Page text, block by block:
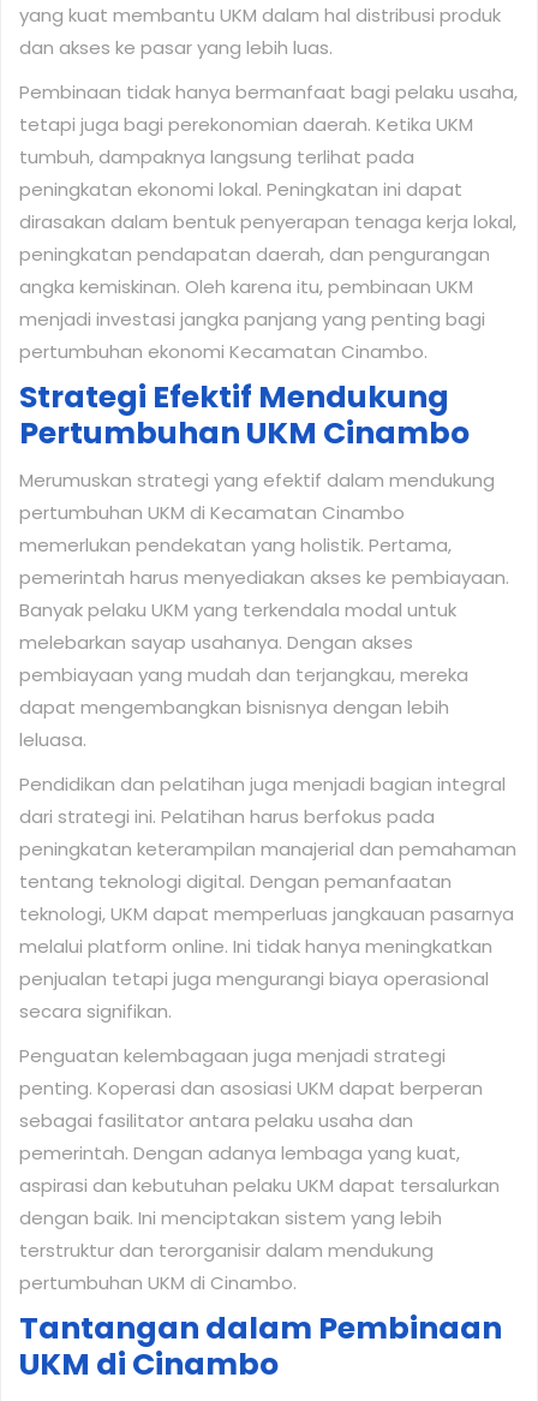
yang kuat membantu UKM dalam hal distribusi produk
dan akses ke pasar yang lebih luas.
Pembinaan tidak hanya bermanfaat bagi pelaku usaha,
tetapi juga bagi perekonomian daerah. Ketika UKM
tumbuh, dampaknya langsung terlihat pada
peningkatan ekonomi lokal. Peningkatan ini dapat
dirasakan dalam bentuk penyerapan tenaga kerja lokal,
peningkatan pendapatan daerah, dan pengurangan
angka kemiskinan. Oleh karena itu, pembinaan UKM
menjadi investasi jangka panjang yang penting bagi
pertumbuhan ekonomi Kecamatan Cinambo.
Strategi Efektif Mendukung
Pertumbuhan UKM Cinambo
Merumuskan strategi yang efektif dalam mendukung
pertumbuhan UKM di Kecamatan Cinambo
memerlukan pendekatan yang holistik. Pertama,
pemerintah harus menyediakan akses ke pembiayaan.
Banyak pelaku UKM yang terkendala modal untuk
melebarkan sayap usahanya. Dengan akses
pembiayaan yang mudah dan terjangkau, mereka
dapat mengembangkan bisnisnya dengan lebih
leluasa.
Pendidikan dan pelatihan juga menjadi bagian integral
dari strategi ini. Pelatihan harus berfokus pada
peningkatan keterampilan manajerial dan pemahaman
tentang teknologi digital. Dengan pemanfaatan
teknologi, UKM dapat memperluas jangkauan pasarnya
melalui platform online. Ini tidak hanya meningkatkan
penjualan tetapi juga mengurangi biaya operasional
secara signifikan.
Penguatan kelembagaan juga menjadi strategi
penting. Koperasi dan asosiasi UKM dapat berperan
sebagai fasilitator antara pelaku usaha dan
pemerintah. Dengan adanya lembaga yang kuat,
aspirasi dan kebutuhan pelaku UKM dapat tersalurkan
dengan baik. Ini menciptakan sistem yang lebih
terstruktur dan terorganisir dalam mendukung
pertumbuhan UKM di Cinambo.
Tantangan dalam Pembinaan
UKM di Cinambo